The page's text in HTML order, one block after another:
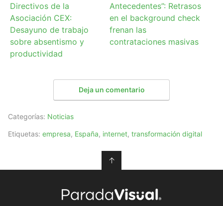
Directivos de la
Asociación CEX:
Desayuno de trabajo
sobre absentismo y
productividad
Antecedentes”: Retrasos
en el background check
frenan las
contrataciones masivas
Deja un comentario
Categorías: Noticias
Etiquetas: empresa, España, internet, transformación digital
↑